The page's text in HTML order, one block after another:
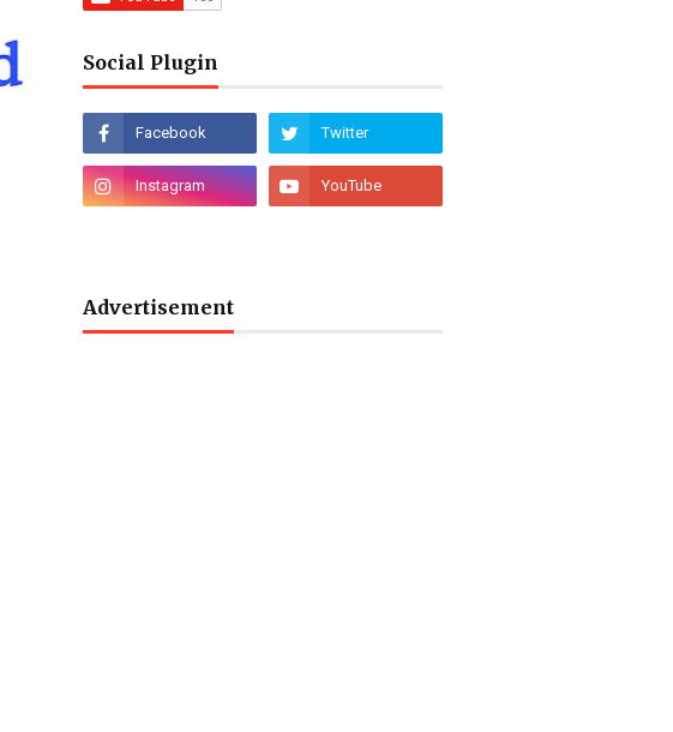
Social Plugin
Advertisement